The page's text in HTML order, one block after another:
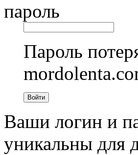
пароль
Пароль
Войти
Ваши логин и
уникальны для